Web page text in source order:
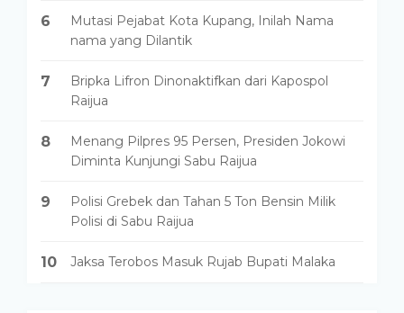
6
Mutasi Pejabat Kota Kupang, Inilah Nama
nama yang Dilantik
7
Bripka Lifron Dinonaktifkan dari Kapospol
Raijua
8
Menang Pilpres 95 Persen, Presiden Jokowi
Diminta Kunjungi Sabu Raijua
9
Polisi Grebek dan Tahan 5 Ton Bensin Milik
Polisi di Sabu Raijua
10 Jaksa Terobos Masuk Rujab Bupati Malaka